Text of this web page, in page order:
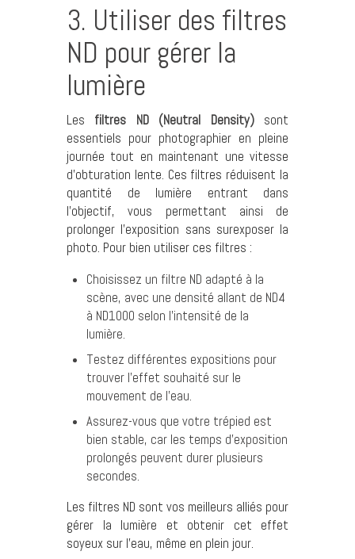
3. Utiliser des filtres
ND pour gérer la
lumière
Les filtres ND (Neutral Density)sont
essentiels pour photographier en pleine
journée tout en maintenant une vitesse
d’obturation lente. Ces filtres réduisent la
quantité de lumière entrant dans
l’objectif, vous permettant ainsi de
prolonger l’exposition sans surexposer la
photo. Pour bien utiliser ces filtres :
Choisissez un filtre ND adapté à la
scène, avec une densité allant de ND4
à ND1000 selon l’intensité de la
lumière.
Testez différentes expositions pour
trouver l’effet souhaité sur le
mouvement de l’eau.
Assurez-vous que votre trépied est
bien stable, car les temps d’exposition
prolongés peuvent durer plusieurs
secondes.
Les filtres ND sont vos meilleurs alliés pour
gérer la lumière et obtenir cet effet
soyeux sur l’eau, même en plein jour.